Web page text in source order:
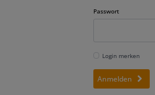
Passwort
Login merken
Anmelden